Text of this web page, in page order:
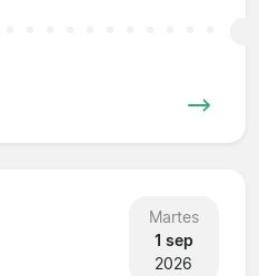
Martes
1 sep
2026